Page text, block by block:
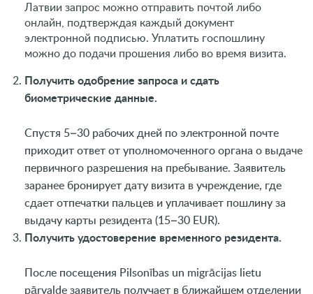
Латвии запрос можно отправить почтой либо
онлайн, подтверждая каждый документ
электронной подписью. Уплатить госпошлину
можно до подачи прошения либо во время визита.
Получить одобрение запроса и сдать
биометрические данные.
Спустя 5–30 рабочих дней по электронной почте
приходит ответ от уполномоченного органа о выдаче
первичного разрешения на пребывание. Заявитель
заранее бронирует дату визита в учреждение, где
сдает отпечатки пальцев и уплачивает пошлину за
выдачу карты резидента (15–30 EUR).
Получить удостоверение временного резидента.
После посещения Pilsonības un migrācijas lietu
pārvalde заявитель получает в ближайшем отделении